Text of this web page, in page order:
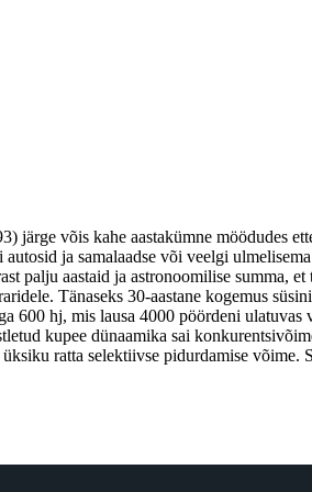
võis kahe aastakümne möödudes
ja samalaadse või veelgi
palju aastaid ja astronoomilise
Tänaseks 30-aastane kogemus
600 hj, mis lausa 4000 pöördeni
kupee dünaamika sai
ratta selektiivse pidurdamise